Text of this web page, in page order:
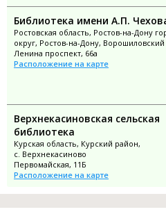
Библиотека имени А.П.
Ростовская область, Ростов-на-Дону
округ, Ростов-на-Дону,
Ленина проспект, 66а
Расположение на карте
Верхнекасиновская сельская
библиотека
Курская область, Курский район,
с. Верхнекасиново
Первомайская, 11Б
Расположение на карте